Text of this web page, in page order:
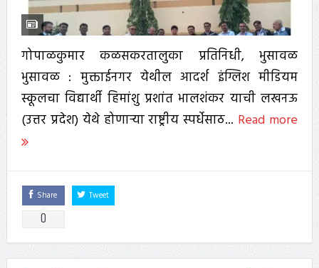
गोपाळकुमार कळसकरतालुका प्रतिनिधी, भुसावळ
भुसावळ : मुक्ताईनगर येथील आदर्श इंग्लिश मीडियम
स्कूलचा विद्यार्थी हिमांशु प्रशांत भालशंकर याची लखनऊ
(उत्तर प्रदेश) येथे होणाऱ्या राष्ट्रीय स्पर्धेसाठ... Read more
Share
0
Tweet